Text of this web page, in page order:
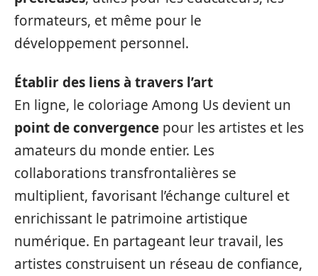
formateurs, et même pour le
développement personnel.
Établir des liens à travers l’art
En ligne, le coloriage Among Us devient un
point de convergence pour les artistes et les
amateurs du monde entier. Les
collaborations transfrontalières se
multiplient, favorisant l’échange culturel et
enrichissant le patrimoine artistique
numérique. En partageant leur travail, les
artistes construisent un réseau de confiance,